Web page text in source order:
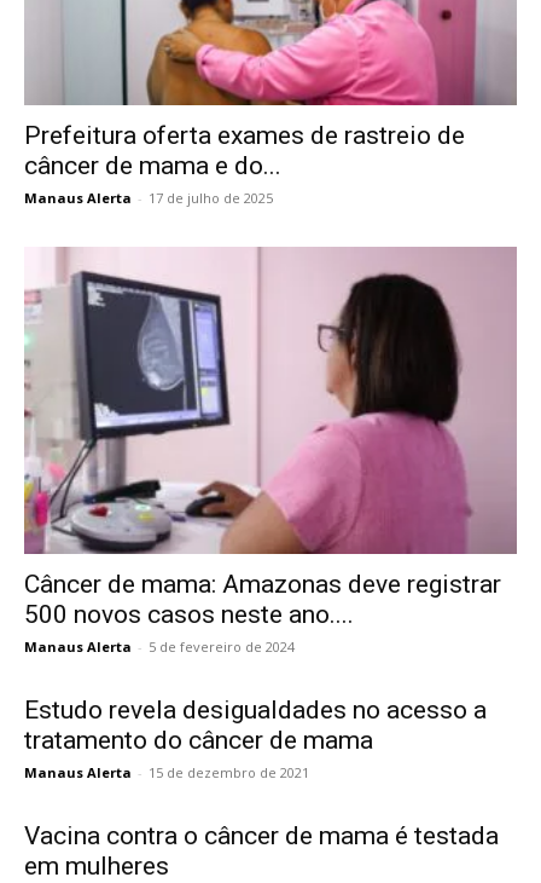
Prefeitura oferta exames de rastreio de
câncer de mama e do...
Manaus Alerta - 17 de julho de 2025
Câncer de mama: Amazonas deve registrar
500 novos casos neste ano....
Manaus Alerta - 5 de fevereiro de 2024
Estudo revela desigualdades no acesso a
tratamento do câncer de mama
Manaus Alerta - 15 de dezembro de 2021
Vacina contra o câncer de mama é testada
em mulheres